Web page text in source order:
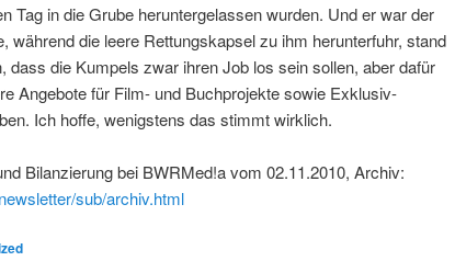
Tag in die Grube heruntergelassen wurden. Und er war der
während die leere Rettungskapsel zu ihm herunterfuhr, stand
dass die Kumpels zwar ihren Job los sein sollen, aber dafür
Angebote für Film- und Buchprojekte sowie Exklusiv-
Ich hoffe, wenigstens das stimmt wirklich.
Bilanzierung bei BWRMed!a vom 02.11.2010, Archiv:
sub/archiv.html